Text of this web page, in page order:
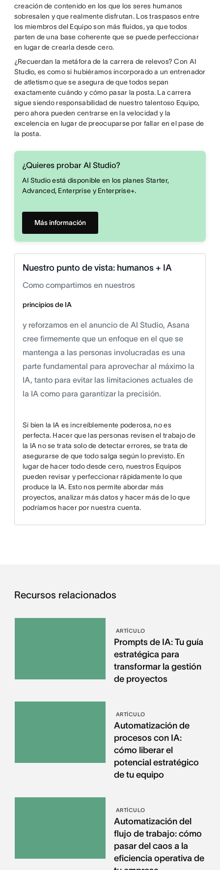
creación de contenido en los que los seres humanos
sobresalen y que realmente disfrutan. Los traspasos entre
los miembros del Equipo son más fluidos, ya que todos
parten de una base coherente que se puede perfeccionar
en lugar de crearla desde cero.
¿Recuerdan la metáfora de la carrera de relevos? Con AI
Studio, es como si hubiéramos incorporado a un entrenador
de atletismo que se asegura de que todos sepan
exactamente cuándo y cómo pasar la posta. La carrera
sigue siendo responsabilidad de nuestro talentoso Equipo,
pero ahora pueden centrarse en la velocidad y la
excelencia en lugar de preocuparse por fallar en el pase de
la posta.
¿Quieres probar AI Studio?
AI Studio está disponible en los planes Starter,
Advanced, Enterprise y Enterprise+.
Más información
Nuestro punto de vista: humanos + IA
Como compartimos en nuestros
principios de IA
y reforzamos en el anuncio de AI Studio, Asana
cree firmemente que un enfoque en el que se
mantenga a las personas involucradas es una
parte fundamental para aprovechar al máximo la
IA, tanto para evitar las limitaciones actuales de
la IA como para garantizar la precisión.
Si bien la IA es increíblemente poderosa, no es
perfecta. Hacer que las personas revisen el trabajo de
la IA no se trata solo de detectar errores, se trata de
asegurarse de que todo salga según lo previsto. En
lugar de hacer todo desde cero, nuestros Equipos
pueden revisar y perfeccionar rápidamente lo que
produce la IA. Esto nos permite abordar más
proyectos, analizar más datos y hacer más de lo que
podríamos hacer por nuestra cuenta.
Recursos relacionados
ARTÍCULO
Prompts de IA: Tu guía
estratégica para
transformar la gestión
de proyectos
ARTÍCULO
Automatización de
procesos con IA:
cómo liberar el
potencial estratégico
de tu equipo
ARTÍCULO
Automatización del
flujo de trabajo: cómo
pasar del caos a la
eficiencia operativa de